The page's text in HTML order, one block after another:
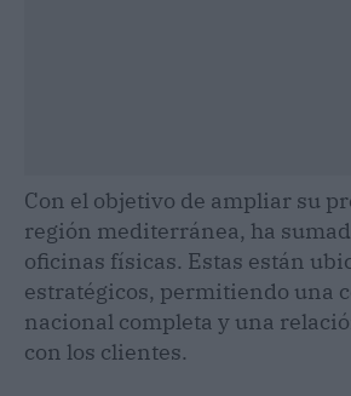
Con el objetivo de ampliar su
región mediterránea, ha
oficinas físicas. Estas están
estratégicos, permitiendo una
nacional completa y una
con los clientes.